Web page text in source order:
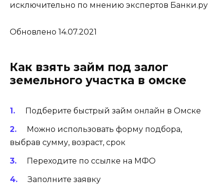
исключительно по мнению экспертов Банки.ру
Обновлено 14.07.2021
Как взять займ под залог
земельного участка в омске
Подберите быстрый займ онлайн в Омске
Можно использовать форму подбора,
выбрав сумму, возраст, срок
Переходите по ссылке на МФО
Заполните заявку